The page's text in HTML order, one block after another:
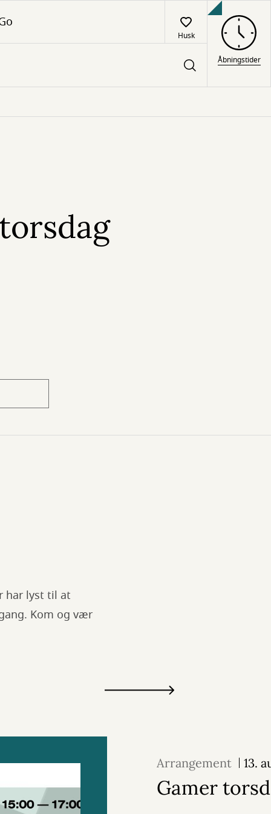
Husk
Åbningstider
har lyst til at
Kom og vær
Arrangement 13.
Gamer